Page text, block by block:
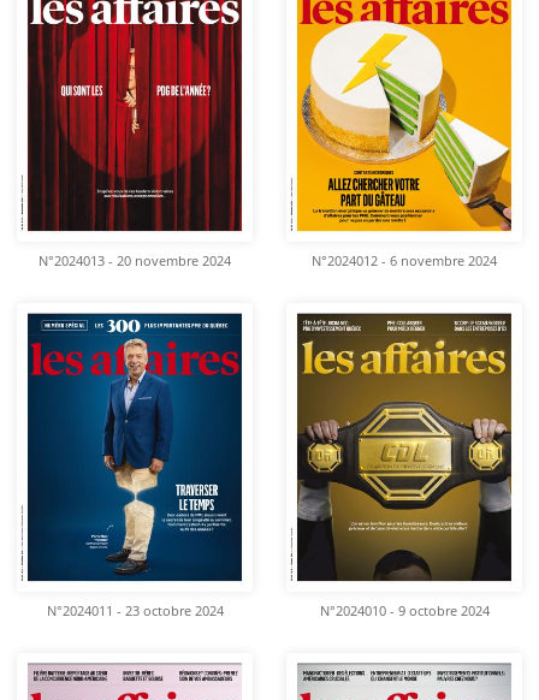
N°2024013 - 20 novembre 2024 N°2024012 - 6 novembre 2024
N°2024011 - 23 octobre 2024 N°2024010 - 9 octobre 2024